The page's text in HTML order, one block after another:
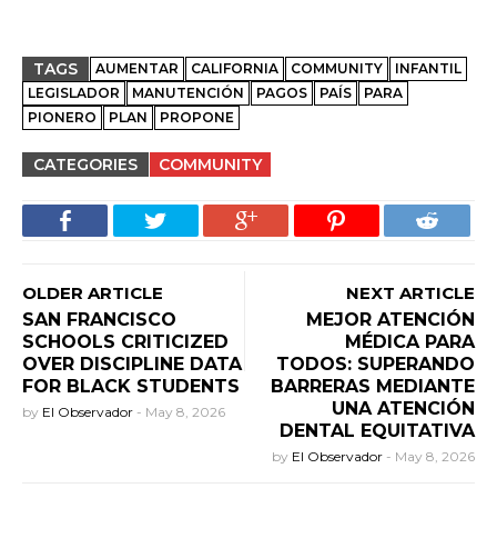
TAGS AUMENTAR CALIFORNIA COMMUNITY
INFANTIL
LEGISLADOR
MANUTENCIÓN PAGOS PAÍS
PARA
PIONERO
PLAN PROPONE
CATEGORIES COMMUNITY
OLDER ARTICLE
SAN FRANCISCO
SCHOOLS CRITICIZED
OVER DISCIPLINE DATA
FOR BLACK STUDENTS
by El Observador - May 8, 2026
NEXT ARTICLE
MEJOR ATENCIÓN
MÉDICA PARA
TODOS: SUPERANDO
BARRERAS MEDIANTE
UNA ATENCIÓN
DENTAL EQUITATIVA
by El Observador - May 8, 2026